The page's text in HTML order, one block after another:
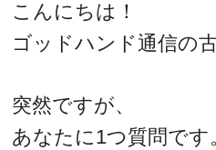
こんにちは！
ゴッドハンド通信の
突然ですが、
あなたに1つ質問です